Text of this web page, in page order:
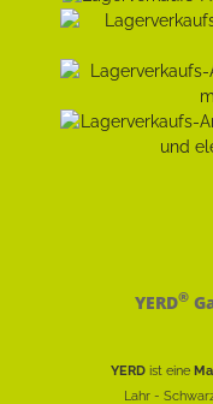
YERD®
YERD ist eine
Lahr -